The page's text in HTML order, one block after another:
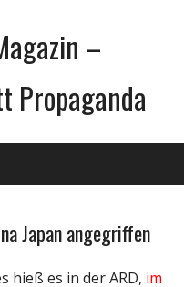
–
Propaganda
Japan angegriffen
hieß es in der ARD, im